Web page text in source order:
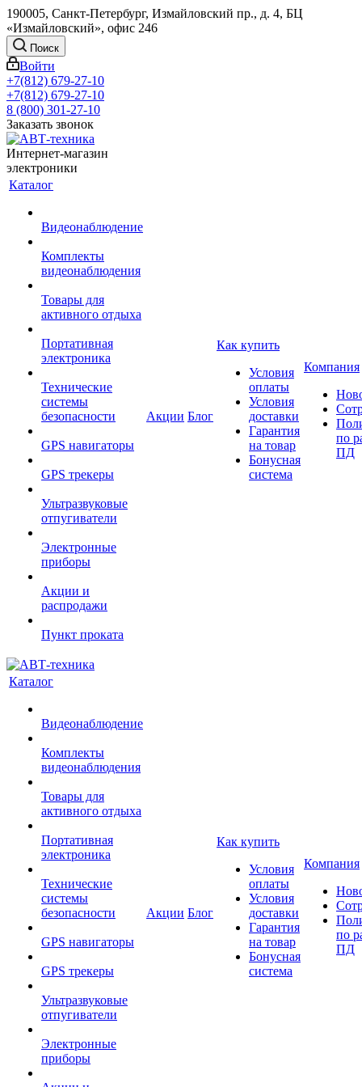
190005, Санкт-Петербург, Измайловский пр., д. 4, БЦ
«Измайловский», офис 246
Поиск
Войти
+7(812) 679-27-10
+7(812) 679-27-10
8 (800) 301-27-10
Заказать звонок
Интернет-магазин
электроники
Каталог
Видеонаблюдение
Комплекты
видеонаблюдения
Товары для
активного отдыха
Портативная
электроника
Технические
системы
безопасности
GPS навигаторы
GPS трекеры
Ультразвуковые
отпугиватели
Электронные
приборы
Акции и
распродажи
Пункт проката
Акции Блог
Как купить
Условия
оплаты
Условия
доставки
Гарантия
на товар
Бонусная
система
Компания
по
ПД
Каталог
Видеонаблюдение
Комплекты
видеонаблюдения
Товары для
активного отдыха
Портативная
электроника
Технические
системы
безопасности
GPS навигаторы
GPS трекеры
Ультразвуковые
отпугиватели
Электронные
приборы
Акции Блог
Как купить
Условия
оплаты
Условия
доставки
Гарантия
на товар
Бонусная
система
Компания
по
ПД